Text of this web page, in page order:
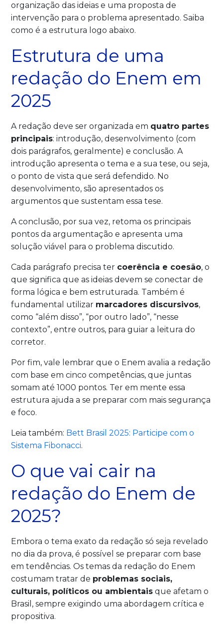
organização das ideias e uma proposta de
intervenção para o problema apresentado. Saiba
como é a estrutura logo abaixo.
Estrutura de uma
redação do Enem em
2025
A redação deve ser organizada em quatro partes
principais: introdução, desenvolvimento (com
dois parágrafos, geralmente) e conclusão. A
introdução apresenta o tema e a sua tese, ou seja,
o ponto de vista que será defendido. No
desenvolvimento, são apresentados os
argumentos que sustentam essa tese.
A conclusão, por sua vez, retoma os principais
pontos da argumentação e apresenta uma
solução viável para o problema discutido.
Cada parágrafo precisa ter coerência e coesão, o
que significa que as ideias devem se conectar de
forma lógica e bem estruturada. Também é
fundamental utilizar marcadores discursivos,
como “além disso”, “por outro lado”, “nesse
contexto”, entre outros, para guiar a leitura do
corretor.
Por fim, vale lembrar que o Enem avalia a redação
com base em cinco competências, que juntas
somam até 1000 pontos. Ter em mente essa
estrutura ajuda a se preparar com mais segurança
e foco.
Leia também: Bett Brasil 2025: Participe com o
Sistema Fibonacci.
O que vai cair na
redação do Enem de
2025?
Embora o tema exato da redação só seja revelado
no dia da prova, é possível se preparar com base
em tendências. Os temas da redação do Enem
costumam tratar de problemas sociais,
culturais, políticos ou ambientais que afetam o
Brasil, sempre exigindo uma abordagem crítica e
propositiva.